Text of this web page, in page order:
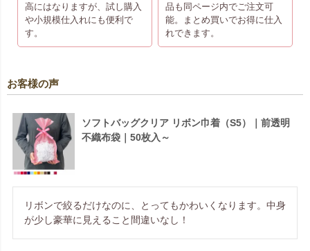
高にはなりますが、試し購入
や小規模仕入れにも便利で
す。
品も同ページ内でご注文可
能。まとめ買いでお得に仕入
れできます。
お客様の声
ソフトバッグクリア リボン巾着（S5）｜前透明
不織布袋｜50枚入～
リボンで絞るだけなのに、とってもかわいくなります。中身
が少し豪華に見えること間違いなし！